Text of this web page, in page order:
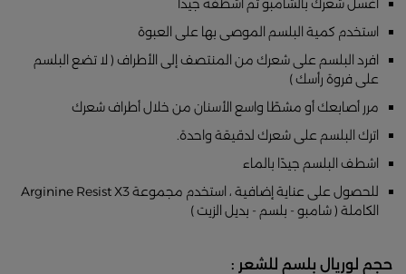
اغسل شعرك بالشامبو ثم اشطفه جيداً
استخدم كمية البلسم الموصى بها على العبوة
افرد البلسم على شعرك من المنتصف إلى الأطراف ( لا تضع البلسم
على فروة رأسك )
مرر أصابعك أو مشطًا واسع الأسنان من خلال أطراف شعرك
اترك البلسم على شعرك لدقيقة واحدة.
اشطف البلسم جيدًا بالماء
للحصول على عناية إضافية ، استخدم مجموعة Arginine Resist X3
الكاملة ( شامبو - بلسم - بديل الزيت )
حجم لوريال بلسم للشعر :